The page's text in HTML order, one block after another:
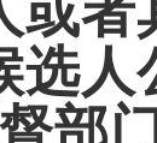
或者
选人
部门